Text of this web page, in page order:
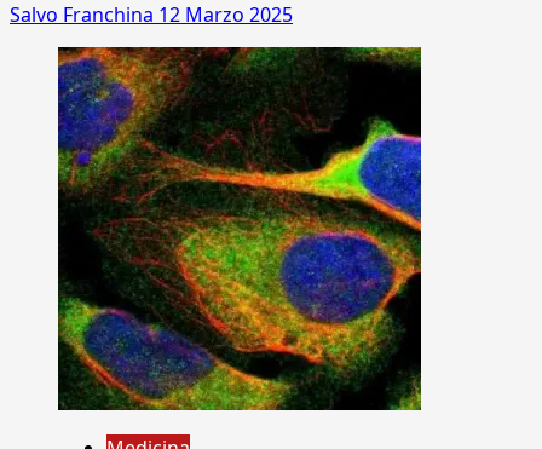
Salvo Franchina 12 Marzo 2025